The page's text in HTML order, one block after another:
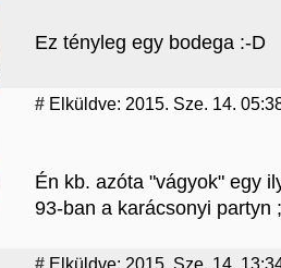
Ez tényleg egy bodega :-D
# Elküldve: 2015. Sze. 14.
Én kb. azóta "vágyok" egy
93-ban a karácsonyi partyn
# Elküldve: 2015. Sze. 14.